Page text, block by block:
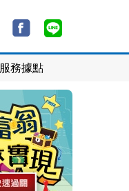
服務據點